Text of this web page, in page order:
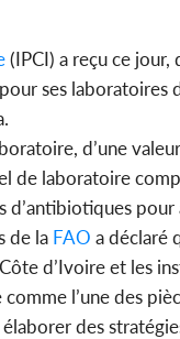
(IPCI) a reçu ce
ses laboratoires
d’une
de laboratoire
d’antibiotiques
de la FAO a déclaré
d’Ivoire et les
comme l’une des
des